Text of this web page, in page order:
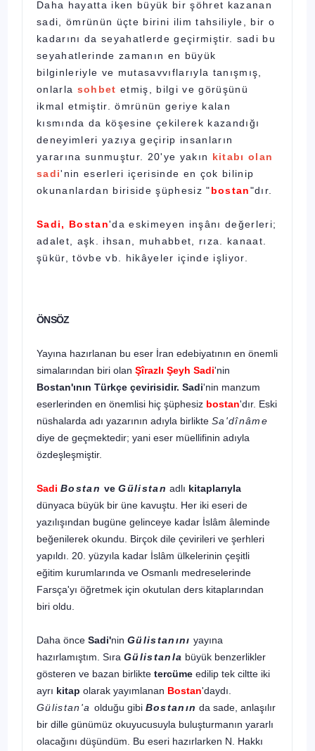
Daha hayatta iken büyük bir şöhret kazanan
sadi, ömrünün üçte birini ilim tahsiliyle, bir o
kadarını da seyahatlerde geçirmiştir. sadi bu
seyahatlerinde zamanın en büyük
bilginleriyle ve mutasavvıflarıyla tanışmış,
onlarla sohbet etmiş, bilgi ve görüşünü
ikmal etmiştir. ömrünün geriye kalan
kısmında da köşesine çekilerek kazandığı
deneyimleri yazıya geçirip insanların
yararına sunmuştur. 20'ye yakın kitabı olan
sadi'nin eserleri içerisinde en çok bilinip
okunanlardan biriside şüphesiz "bostan"dır.
Sadi, Bostan'da eskimeyen inşânı değerleri;
adalet, aşk. ihsan, muhabbet, rıza. kanaat.
şükür, tövbe vb. hikâyeler içinde işliyor.
ÖNSÖZ
Yayına hazırlanan bu eser İran edebiyatının en önem­li
simalarından biri olan Şîrazlı Şeyh Sadi'nin
Bostan'ının Türkçe çevirisidir. Sadi'nin manzum
eserlerinden en önem­lisi hiç şüphesiz bostan'dır. Eski
nüshalarda adı yazarının adıyla birlikte Sa'dînâme
diye de geçmektedir; yani eser müellifinin adıyla
özdeşleşmiştir.
Sadi BostanveGülistan adlı kitaplarıyla
dünyaca büyük bir üne kavuştu. Her iki eseri de
yazılışından bugüne gelin­ceye kadar İslâm âleminde
beğenilerek okundu. Birçok dile çevirileri ve şerhleri
yapıldı. 20. yüzyıla kadar İslâm ülkeleri­nin çeşitli
eğitim kurumlarında ve Osmanlı medreselerinde
Farsça'yı öğretmek için okutulan ders kitaplarından
biri oldu.
Daha önce Sadi'nin Gülistanını yayına
hazırlamıştım. Sıra Gülistanla büyük benzerlikler
gösteren ve bazan bir­likte tercüme edilip tek ciltte iki
ayrı kitap olarak yayımlanan Bostan'daydı.
Gülistan'a olduğu gibi Bostanın da sade, anlaşılır
bir dille günümüz okuyucusuyla buluşturmanın yararlı
olacağını düşündüm. Bu eseri hazırlarken N. Hakkı